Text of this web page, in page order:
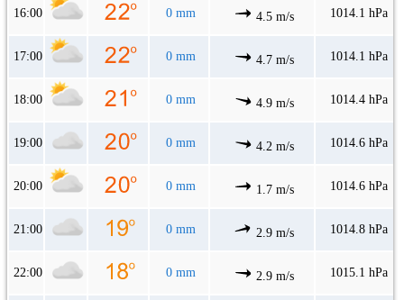
16:00 0 mm 4.5 m/s 1014.1 hPa
17:00 0 mm 4.7 m/s 1014.1 hPa
18:00 0 mm 4.9 m/s 1014.4 hPa
19:00 0 mm 4.2 m/s 1014.6 hPa
20:00 0 mm 1.7 m/s 1014.6 hPa
21:00 0 mm 2.9 m/s 1014.8 hPa
22:00 0 mm 2.9 m/s 1015.1 hPa